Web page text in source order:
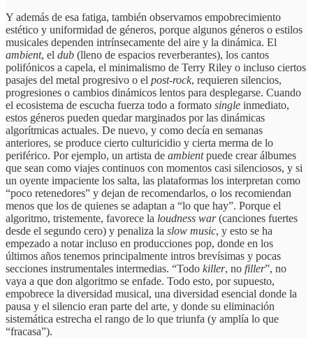
Y además de esa fatiga, también observamos empobrecimiento
estético y uniformidad de géneros, porque algunos géneros o estilos
musicales dependen intrínsecamente del aire y la dinámica. El
ambient, el dub (lleno de espacios reverberantes), los cantos
polifónicos a capela, el minimalismo de Terry Riley o incluso ciertos
pasajes del metal progresivo o el post-rock, requieren silencios,
progresiones o cambios dinámicos lentos para desplegarse. Cuando
el ecosistema de escucha fuerza todo a formato single inmediato,
estos géneros pueden quedar marginados por las dinámicas
algorítmicas actuales. De nuevo, y como decía en semanas
anteriores, se produce cierto culturicidio y cierta merma de lo
periférico. Por ejemplo, un artista de ambientpuede crear álbumes
que sean como viajes continuos con momentos casi silenciosos, y si
un oyente impaciente los salta, las plataformas los interpretan como
“poco retenedores” y dejan de recomendarlos, o los recomiendan
menos que los de quienes se adaptan a “lo que hay”. Porque el
algoritmo, tristemente, favorece la loudness war(canciones fuertes
desde el segundo cero) y penaliza la slow music, y esto se ha
empezado a notar incluso en producciones pop, donde en los
últimos años tenemos principalmente intros brevísimas y pocas
secciones instrumentales intermedias. “Todo killer, no filler”, no
vaya a que don algoritmo se enfade. Todo esto, por supuesto,
empobrece la diversidad musical, una diversidad esencial donde la
pausa y el silencio eran parte del arte, y donde su eliminación
sistemática estrecha el rango de lo que triunfa (y amplía lo que
“fracasa”).